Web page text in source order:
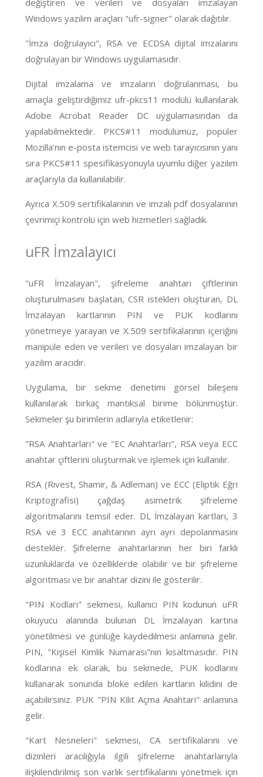
Windows yazılım araçları "ufr-signer" olarak dağıtılır.
"İmza doğrulayıcı", RSA ve ECDSA dijital imzalarını
doğrulayan bir Windows uygulamasıdır.
Dijital imzalama ve imzaların doğrulanması, bu
amaçla geliştirdiğimiz ufr-pkcs11 modülü kullanılarak
Adobe Acrobat Reader DC uygulamasından da
yapılabilmektedir. PKCS#11 modülümüz, popüler
Mozilla'nın e-posta istemcisi ve web tarayıcısının yanı
sıra PKCS#11 spesifikasyonuyla uyumlu diğer yazılım
araçlarıyla da kullanılabilir.
Ayrıca X.509 sertifikalarının ve imzalı pdf dosyalarının
çevrimiçi kontrolü için web hizmetleri sağladık.
uFR İmzalayıcı
"uFR İmzalayan", şifreleme anahtarı çiftlerinin
oluşturulmasını başlatan, CSR istekleri oluşturan, DL
İmzalayan kartlarının PIN ve PUK kodlarını
yönetmeye yarayan ve X.509 sertifikalarının içeriğini
manipüle eden ve verileri ve dosyaları imzalayan bir
yazılım aracıdır.
Uygulama, bir sekme denetimi görsel bileşeni
kullanılarak birkaç mantıksal birime bölünmüştür.
Sekmeler şu birimlerin adlarıyla etiketlenir:
"RSA Anahtarları" ve "EC Anahtarları", RSA veya ECC
anahtar çiftlerini oluşturmak ve işlemek için kullanılır.
RSA (Rivest, Shamir, & Adleman) ve ECC (Eliptik Eğri
Kriptografisi) çağdaş asimetrik şifreleme
algoritmalarını temsil eder. DL İmzalayan kartları, 3
RSA ve 3 ECC anahtarının ayrı ayrı depolanmasını
destekler. Şifreleme anahtarlarının her biri farklı
uzunluklarda ve özelliklerde olabilir ve bir şifreleme
algoritması ve bir anahtar dizini ile gösterilir.
"PIN Kodları" sekmesi, kullanıcı PIN kodunun uFR
okuyucu alanında bulunan DL İmzalayan kartına
yönetilmesi ve günlüğe kaydedilmesi anlamına gelir.
PIN, "Kişisel Kimlik Numarası"nın kısaltmasıdır. PIN
kodlarına ek olarak, bu sekmede, PUK kodlarını
kullanarak sonunda bloke edilen kartların kilidini de
açabilirsiniz. PUK "PIN Kilit Açma Anahtarı" anlamına
gelir.
"Kart Nesneleri" sekmesi, CA sertifikalarını ve
dizinleri aracılığıyla ilgili şifreleme anahtarlarıyla
ilişkilendirilmiş son varlık sertifikalarını yönetmek için